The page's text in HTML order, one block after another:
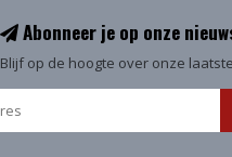
Abonneer je op onze
Blijf op de hoogte over onze